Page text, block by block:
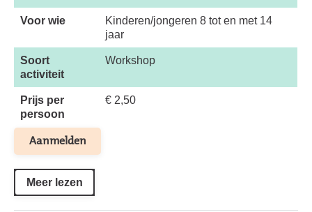
Voor wie
Kinderen/jongeren 8 tot en met 14
jaar
Soort
activiteit
Workshop
Prijs per
persoon
€ 2,50
Aanmelden
Meer lezen